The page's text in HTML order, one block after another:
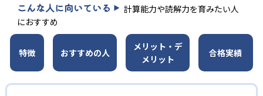
こんな人に向いている
計算能力や読解力を育みたい人
におすすめ
特徴 おすすめの人
メリット・デ
メリット
合格実績